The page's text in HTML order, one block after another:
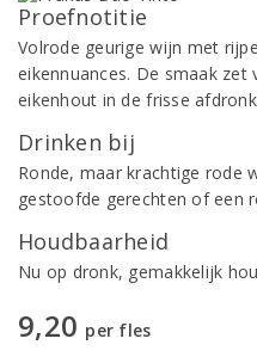
Proefnotitie
Volrode geurige wijn met
eikennuances. De smaak
eikenhout in de frisse
Drinken bij
Ronde, maar krachtige rode
gestoofde gerechten of een
Houdbaarheid
Nu op dronk, gemakkelijk
9,20 per fles